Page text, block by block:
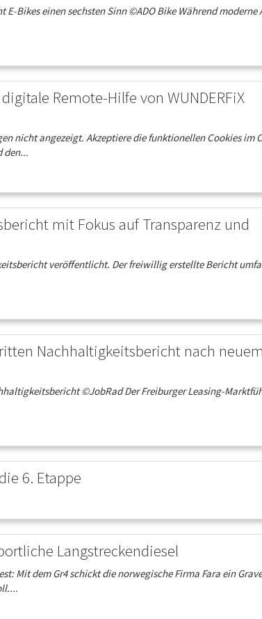
E-Bikes einen sechsten Sinn ©ADO Bike Während moderne
Remote-Hilfe von WUNDERFiX
nicht angezeigt. Akzeptiere die funktionellen Cookies im
den...
mit Fokus auf Transparenz und
veröffentlicht. Der freiwillig erstellte Bericht
Nachhaltigkeitsbericht nach neuem
©JobRad Der Freiburger Leasing-
6. Etappe
Langstreckendiesel
Mit dem Gr4 schickt die norwegische Firma Fara ein